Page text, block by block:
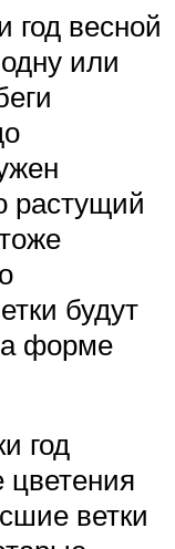
год весной
или
растущий
будут
форме
год
цветения
ветки